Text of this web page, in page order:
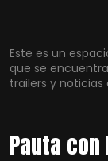
Este es un
que se
trailers y
Pauta